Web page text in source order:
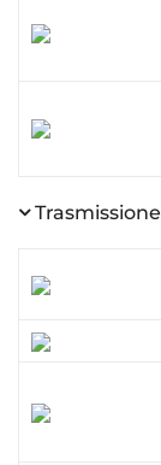
Trasmissione